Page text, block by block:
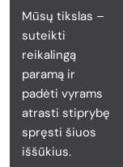
Mūsų tikslas –
suteikti
reikalingą
paramą ir
padėti vyrams
atrasti stiprybę
spręsti šiuos
iššūkius.